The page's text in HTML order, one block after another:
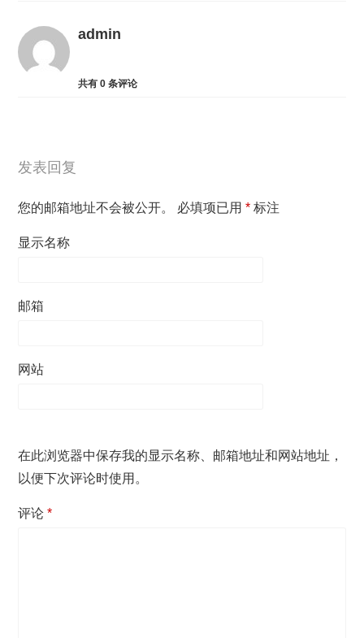
admin
共有0 条评论
发表回复
您的邮箱地址不会被公开。 必填项已用* 标注
显示名称
邮箱
网站
在此浏览器中保存我的显示名称、邮箱地址和网站地址，
以便下次评论时使用。
评论*